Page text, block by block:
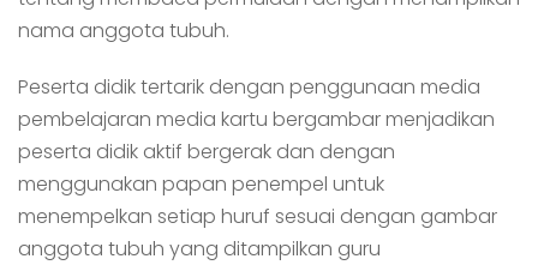
nama anggota tubuh.
Peserta didik tertarik dengan penggunaan media
pembelajaran media kartu bergambar menjadikan
peserta didik aktif bergerak dan dengan
menggunakan papan penempel untuk
menempelkan setiap huruf sesuai dengan gambar
anggota tubuh yang ditampilkan guru